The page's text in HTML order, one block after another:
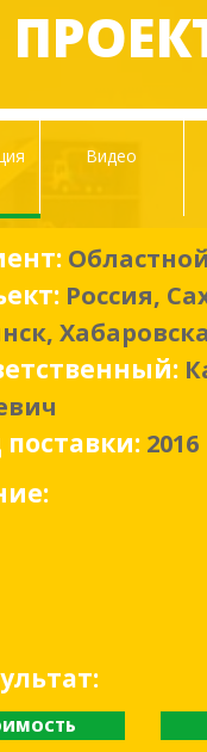
Видео
Россия,
поставки: 2016